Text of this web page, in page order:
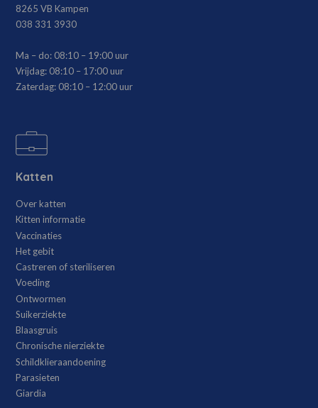
8265 VB Kampen
038 331 3930
Ma – do: 08:10 – 19:00 uur
Vrijdag: 08:10 – 17:00 uur
Zaterdag: 08:10 – 12:00 uur
Katten
Over katten
Kitten informatie
Vaccinaties
Het gebit
Castreren of steriliseren
Voeding
Ontwormen
Suikerziekte
Blaasgruis
Chronische nierziekte
Schildklieraandoening
Parasieten
Giardia